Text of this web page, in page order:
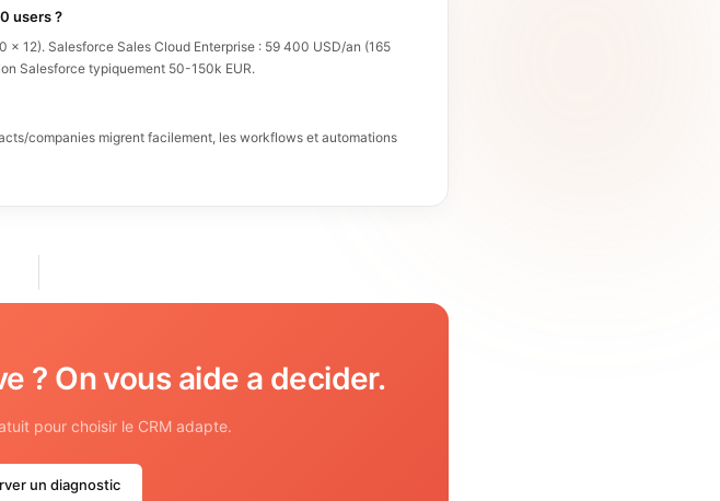
users ?
x 12). Salesforce Sales Cloud Enterprise : 59 400 USD/an (165
Salesforce typiquement 50-150k EUR.
companies migrent facilement, les workflows et automations
? On vous aide a decider.
pour choisir le CRM adapte.
un diagnostic